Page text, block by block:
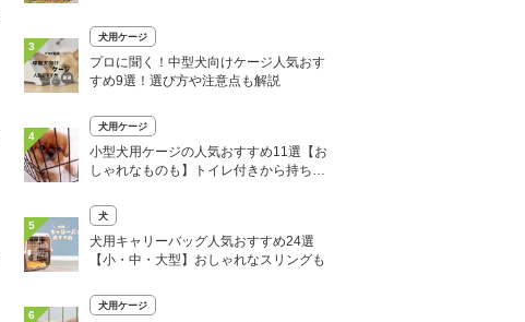
3
犬用ケージ
プロに聞く！中型犬向けケージ人気おす
すめ9選！選び方や注意点も解説
4
犬用ケージ
小型犬用ケージの人気おすすめ11選【お
しゃれなものも】トイレ付きから持ち運
5
犬
犬用キャリーバッグ人気おすすめ24選
【小・中・大型】おしゃれなスリングも
6
犬用ケージ